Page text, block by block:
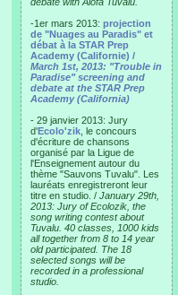
-1er mars 2013: projection
de "Nuages au Paradis" et
débat à la STAR Prep
Academy (Californie) /
March 1st, 2013: "Trouble in
Paradise" screening and
debate at the STAR Prep
Academy (California)
- 29 janvier 2013: Jury
d'Ecolo'zik , le concours
d'écriture de chansons
organisé par la Ligue de
l'Enseignement autour du
thème "Sauvons Tuvalu". Les
lauréats enregistreront leur
titre en studio. / January 29th,
2013: Jury of Ecolozik, the
song writing contest about
Tuvalu. 40 classes, 1000 kids
all together from 8 to 14 year
old participated. The 18
selected songs will be
recorded in a professional
studio.